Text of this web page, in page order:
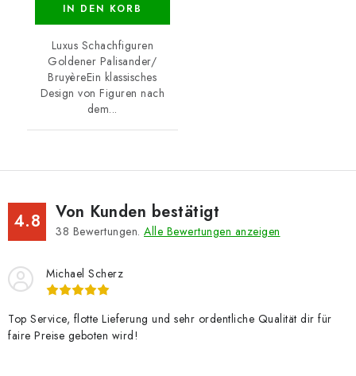
IN DEN KORB
Luxus Schachfiguren
Goldener Palisander/
BruyèreEin klassisches
Design von Figuren nach
dem...
4.8 Von Kunden bestätigt
38 Bewertungen. Alle Bewertungen anzeigen
Michael Scherz
Top Service, flotte Lieferung und sehr ordentliche Qualität dir für
faire Preise geboten wird!